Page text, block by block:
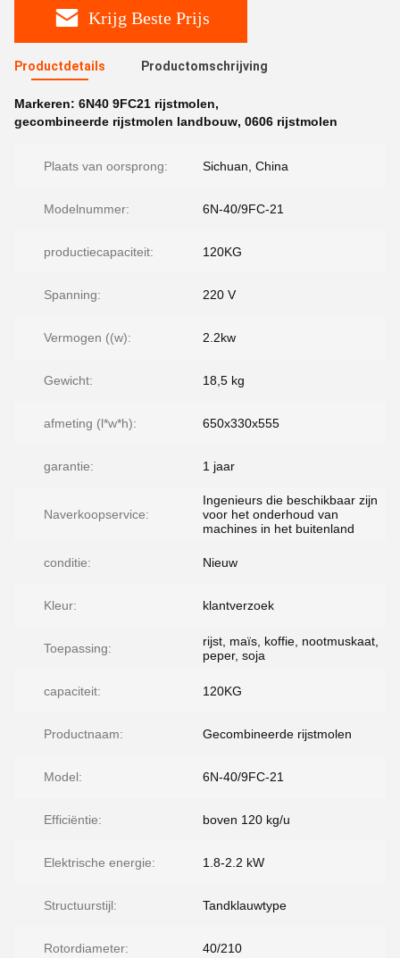
Krijg Beste Prijs
Productdetails Productomschrijving
Markeren: 6N40 9FC21 rijstmolen,
gecombineerde rijstmolen landbouw, 0606 rijstmolen
Plaats van oorsprong: Sichuan, China
Modelnummer: 6N-40/9FC-21
productiecapaciteit: 120KG
Spanning: 220 V
Vermogen ((w): 2.2kw
Gewicht: 18,5 kg
afmeting (l*w*h): 650x330x555
garantie: 1 jaar
Naverkoopservice:
Ingenieurs die beschikbaar zijn
voor het onderhoud van
machines in het buitenland
conditie: Nieuw
Kleur: klantverzoek
Toepassing:
rijst, maïs, koffie, nootmuskaat,
peper, soja
capaciteit: 120KG
Productnaam: Gecombineerde rijstmolen
Model: 6N-40/9FC-21
Efficiëntie: boven 120 kg/u
Elektrische energie: 1.8-2.2 kW
Structuurstijl: Tandklauwtype
Rotordiameter: 40/210